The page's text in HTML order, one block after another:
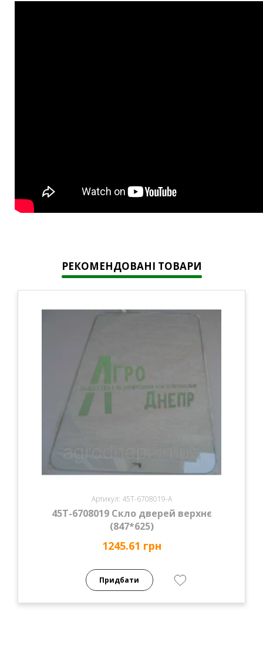
РЕКОМЕНДОВАНІ ТОВАРИ
Артикул: 45Т-6708019-А
45Т-6708019 Скло дверей верхнє
(847*625)
1245.61 грн
Придбати